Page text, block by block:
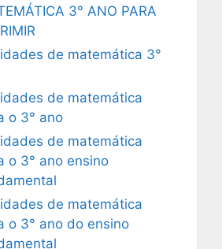
3° ANO PARA
de matemática 3°
de matemática
o 3° ano
de matemática
o 3° ano ensino
de matemática
o 3° ano do ensino